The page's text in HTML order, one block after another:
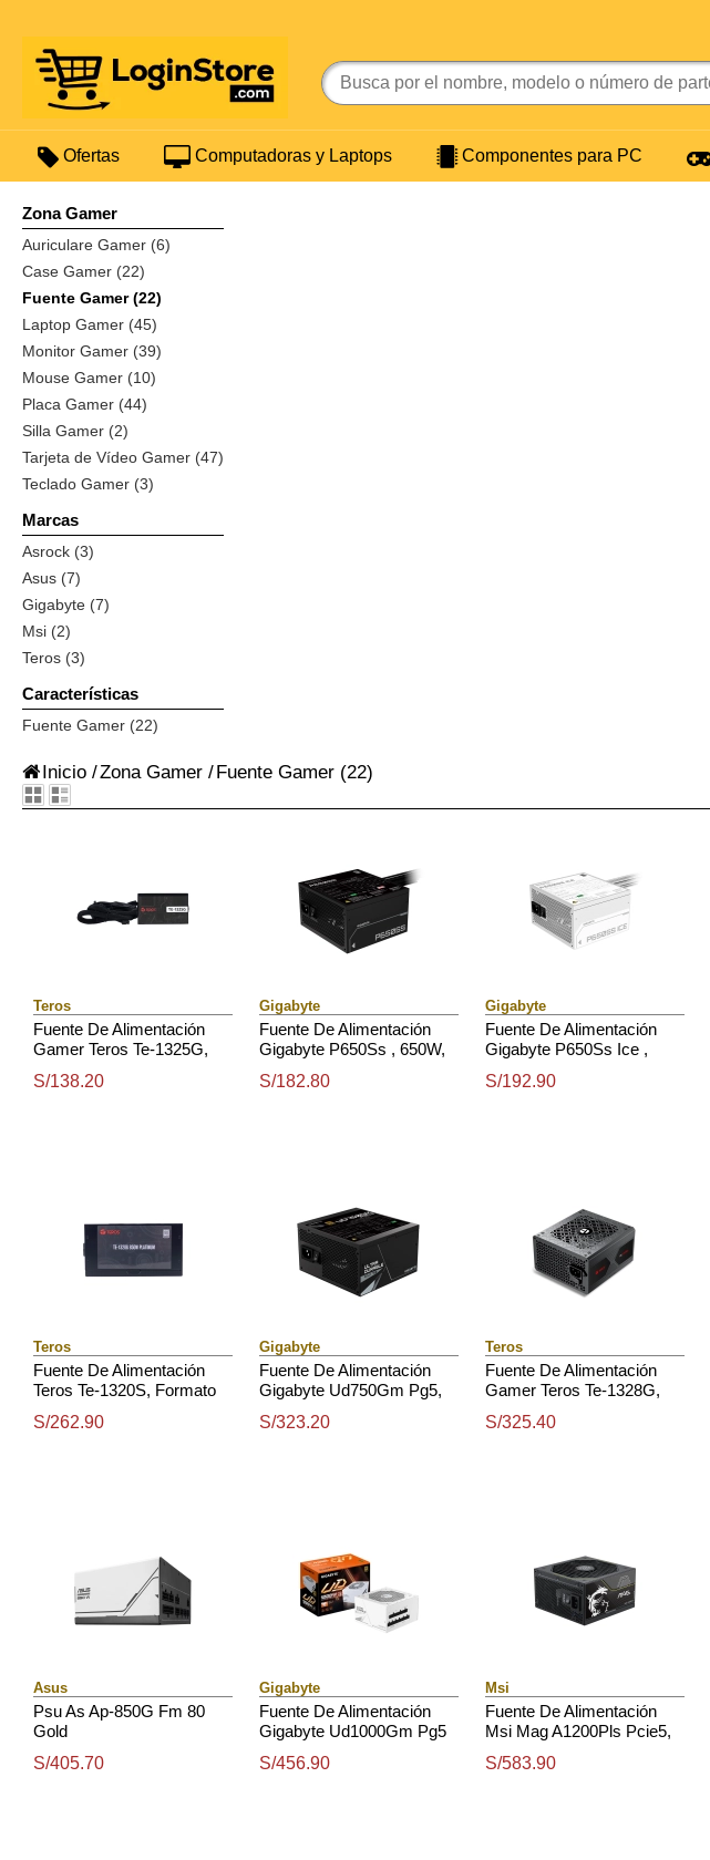
Ofertas Computadoras y Laptops Componentes para PC
Zona Gamer
Auriculare Gamer (6)
Case Gamer (22)
Fuente Gamer (22)
Laptop Gamer (45)
Monitor Gamer (39)
Mouse Gamer (10)
Placa Gamer (44)
Silla Gamer (2)
Tarjeta de Vídeo Gamer (47)
Teclado Gamer (3)
Marcas
Asrock (3)
Asus (7)
Gigabyte (7)
Msi (2)
Teros (3)
Características
Fuente Gamer (22)
Inicio /Zona Gamer /Fuente Gamer (22)
Teros
Fuente De Alimentación
Gamer Teros Te-1325G,
Bronze 110-240V
S/138.20
Gigabyte
Fuente De Alimentación
Gigabyte P650Ss , 650W,
S/182.80
Gigabyte
Fuente De Alimentación
Gigabyte P650Ss Ice ,
S/192.90
Teros
Fuente De Alimentación
Teros Te-1320S, Formato
Platinum, 110-240V
S/262.90
Gigabyte
Fuente De Alimentación
Gigabyte Ud750Gm Pg5,
Certified, Formato Atx.
S/323.20
Teros
Fuente De Alimentación
Gamer Teros Te-1328G,
Plus Gold 155-240V
S/325.40
Asus
Psu As Ap-850G Fm 80
Gold
S/405.70
Gigabyte
Fuente De Alimentación
Gigabyte Ud1000Gm Pg5
Gold, Formato Atx.
S/456.90
Msi
Fuente De Alimentación
Msi Mag A1200Pls Pcie5,
Formato Atx.
S/583.90